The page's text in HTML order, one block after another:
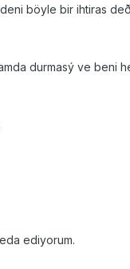
böyle bir ihtiras
durmasý ve beni
ediyorum.